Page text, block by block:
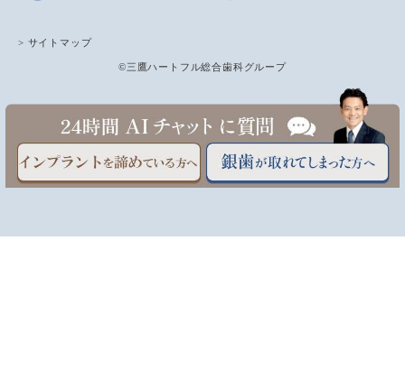
> サイトマップ
©三鷹ハートフル総合歯科グループ